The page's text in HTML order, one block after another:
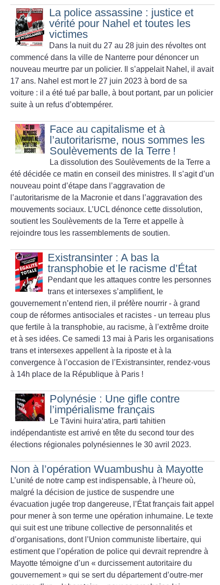
La police assassine : justice et
vérité pour Nahel et toutes les
victimes
Dans la nuit du 27 au 28 juin des révoltes ont
commencé dans la ville de Nanterre pour dénoncer un
nouveau meurtre par un policier. Il s’appelait Nahel, il avait
17 ans. Nahel est mort le 27 juin 2023 à bord de sa
voiture : il a été tué par balle, à bout portant, par un policier
suite à un refus d’obtempérer.
Face au capitalisme et à
l’autoritarisme, nous sommes les
Soulèvements de la Terre !
La dissolution des Soulèvements de la Terre a
été décidée ce matin en conseil des ministres. Il s’agit d’un
nouveau point d’étape dans l’aggravation de
l’autoritarisme de la Macronie et dans l’aggravation des
mouvements sociaux. L’UCL dénonce cette dissolution,
soutient les Soulèvements de la Terre et appelle à
rejoindre tous les rassemblements de soutien.
Existransinter : A bas la
transphobie et le racisme d’État
Pendant que les attaques contre les personnes
trans et intersexes s’amplifient, le
gouvernement n’entend rien, il préfère nourrir - à grand
coup de réformes antisociales et racistes - un terreau plus
que fertile à la transphobie, au racisme, à l’extrême droite
et à ses idées. Ce samedi 13 mai à Paris les organisations
trans et intersexes appellent à la riposte et à la
convergence à l’occasion de l’Existransinter, rendez-vous
à 14h place de la République à Paris !
Polynésie : Une gifle contre
l’impérialisme français
Le Tāvini huiraʻatira, parti tahitien
indépendantiste est arrivé en tête du second tour des
élections régionales polynésiennes le 30 avril 2023.
Non à l’opération Wuambushu à Mayotte
L’unité de notre camp est indispensable, à l’heure où,
malgré la décision de justice de suspendre une
évacuation jugée trop dangereuse, l’État français fait appel
pour mener à son terme une opération inhumaine. Le texte
qui suit est une tribune collective de personnalités et
d’organisations, dont l’Union communiste libertaire, qui
estiment que l’opération de police qui devrait reprendre à
Mayotte témoigne d’un « durcissement autoritaire du
gouvernement » qui se sert du département d’outre-mer